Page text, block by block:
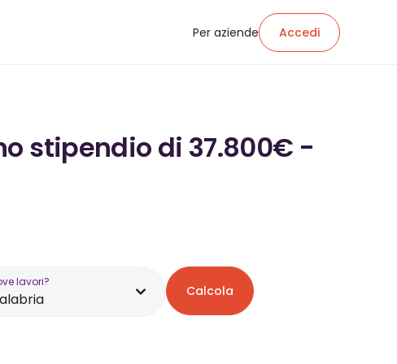
Per aziende Accedi
stipendio di 37.800€ -
lavori?
Calcola